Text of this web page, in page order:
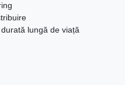
lungă de viață